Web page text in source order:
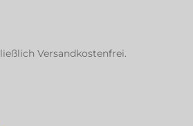
Versandkostenfrei.